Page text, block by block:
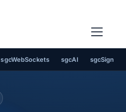
sgcWebSockets sgcAI sgcSign